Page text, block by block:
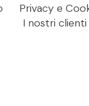
Privacy e
I nostri